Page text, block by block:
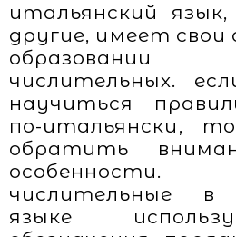
итальянский
другие, имеет свои
образовании
числительных.
научиться
по-итальянски,
обратить
особенности.
числительные в
языке